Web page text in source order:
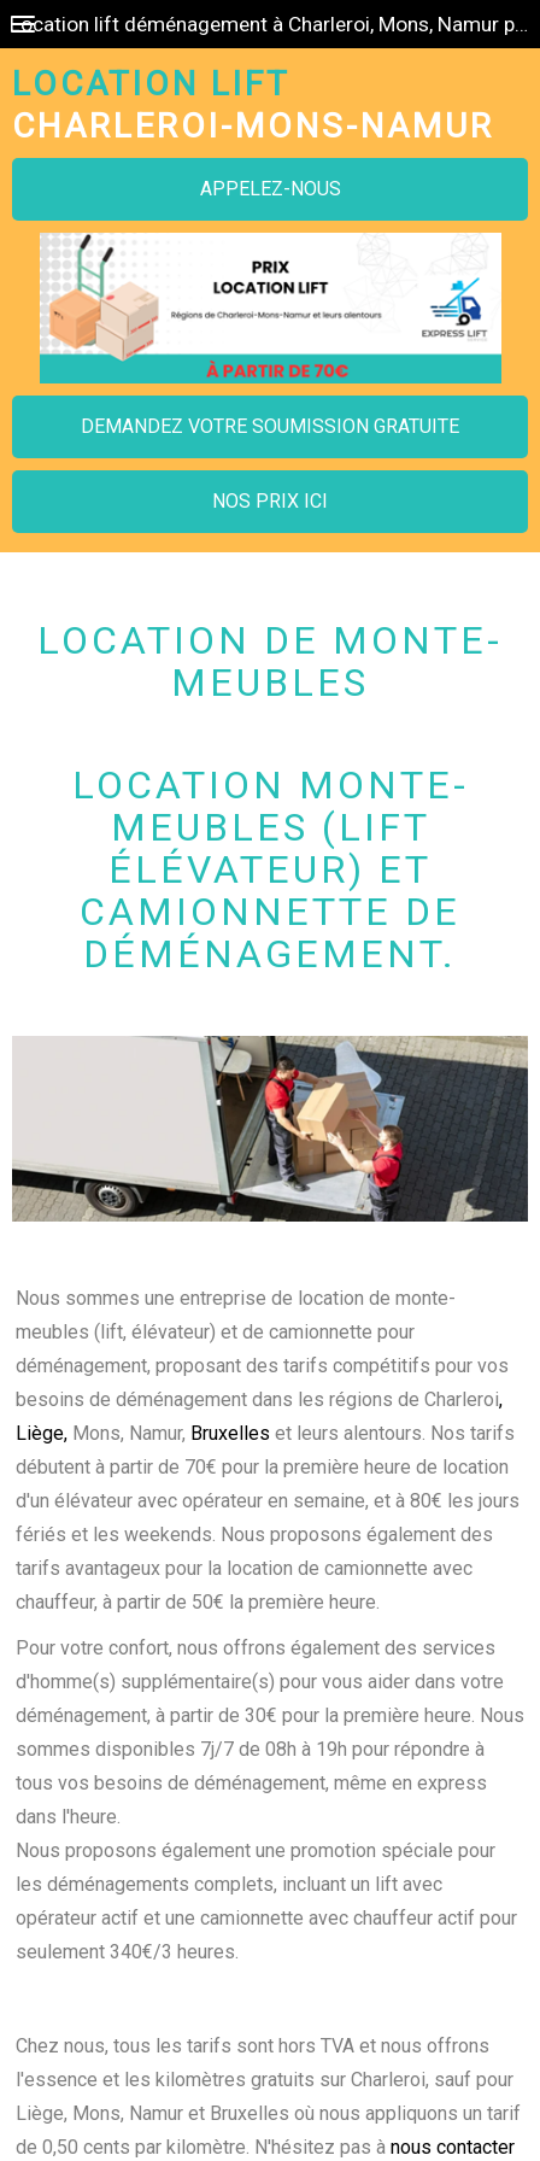
Location lift déménagement à Charleroi, Mons, Namur pas cher
LOCATION LIFT
CHARLEROI-MONS-NAMUR
APPELEZ-NOUS
DEMANDEZ VOTRE SOUMISSION GRATUITE
NOS PRIX ICI
LOCATION DE MONTE-
MEUBLES
LOCATION MONTE-
MEUBLES (LIFT
ÉLÉVATEUR) ET
CAMIONNETTE DE
DÉMÉNAGEMENT.
Nous sommes une entreprise de location de monte-
meubles (lift, élévateur) et de camionnette pour
déménagement, proposant des tarifs compétitifs pour vos
besoins de déménagement dans les régions de Charleroi,
Liège, Mons, Namur, Bruxelles et leurs alentours. Nos tarifs
débutent à partir de 70€ pour la première heure de location
d'un élévateur avec opérateur en semaine, et à 80€ les jours
fériés et les weekends. Nous proposons également des
tarifs avantageux pour la location de camionnette avec
chauffeur, à partir de 50€ la première heure.
Pour votre confort, nous offrons également des services
d'homme(s) supplémentaire(s) pour vous aider dans votre
déménagement, à partir de 30€ pour la première heure. Nous
sommes disponibles 7j/7 de 08h à 19h pour répondre à
tous vos besoins de déménagement, même en express
dans l'heure.
Nous proposons également une promotion spéciale pour
les déménagements complets, incluant un lift avec
opérateur actif et une camionnette avec chauffeur actif pour
seulement 340€/3 heures.
Chez nous, tous les tarifs sont hors TVA et nous offrons
l'essence et les kilomètres gratuits sur Charleroi, sauf pour
Liège, Mons, Namur et Bruxelles où nous appliquons un tarif
de 0,50 cents par kilomètre. N'hésitez pas à nous contacter